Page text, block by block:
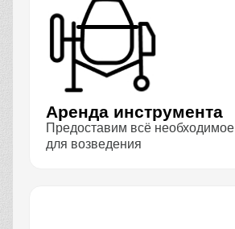
Аренда инструмента
Предоставим всё необходимое
для возведения